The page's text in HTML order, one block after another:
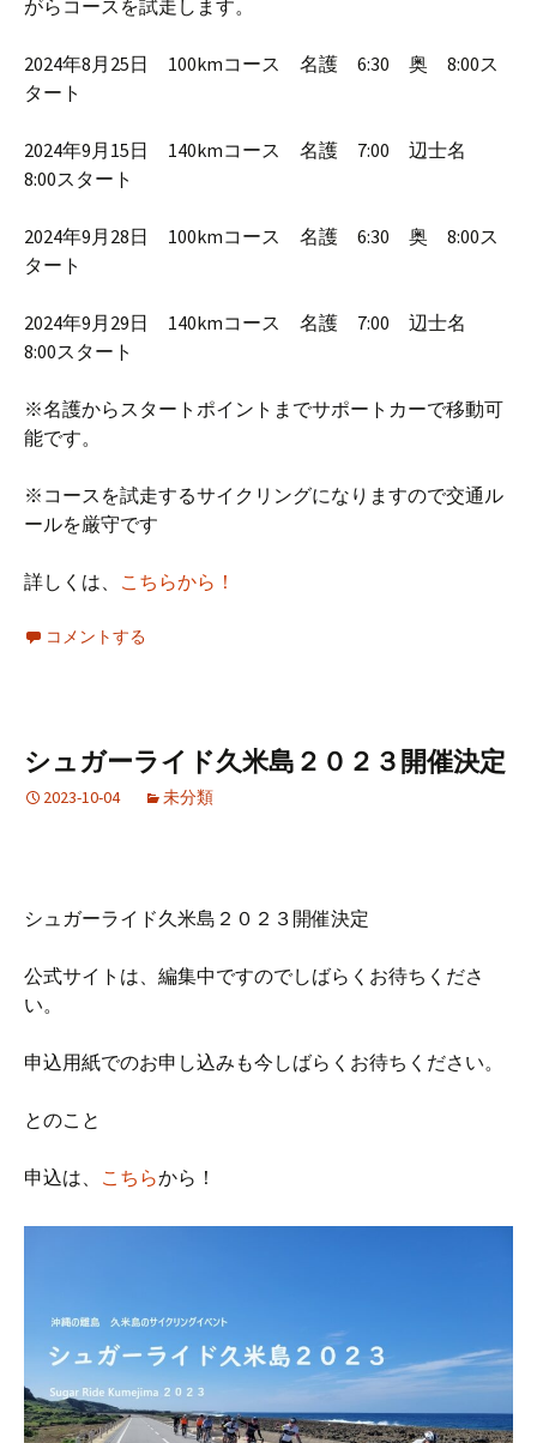
がらコースを試走します。
2024年8月25日 100kmコース 名護 6:30 奥 8:00ス
タート
2024年9月15日 140kmコース 名護 7:00 辺士名
8:00スタート
2024年9月28日 100kmコース 名護 6:30 奥 8:00ス
タート
2024年9月29日 140kmコース 名護 7:00 辺士名
8:00スタート
※名護からスタートポイントまでサポートカーで移動可
能です。
※コースを試走するサイクリングになりますので交通ル
ールを厳守です
詳しくは、 こちらから！
コメントする
シュガーライド久米島２０２３開催決定
2023-10-04 未分類
シュガーライド久米島２０２３開催決定
公式サイトは、編集中ですのでしばらくお待ちくださ
い。
申込用紙でのお申し込みも今しばらくお待ちください。
とのこと
申込は、 こちらから！